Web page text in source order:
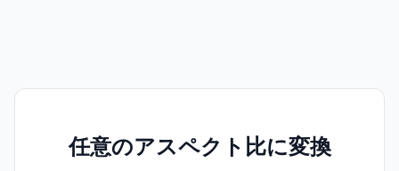
任意のアスペクト比に変換